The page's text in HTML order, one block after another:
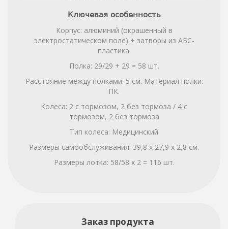
Ключевая особенность
Корпус: алюминий (окрашенный в
электростатическом поле) + затворы из АБС-
пластика.
Полка: 29/29 + 29 = 58 шт.
Расстояние между полками: 5 см. Материал полки:
ПК.
Колеса: 2 с тормозом, 2 без тормоза / 4 с
тормозом, 2 без тормоза
Тип колеса: Медицинский
Размеры самообслуживания: 39,8 x 27,9 x 2,8 см.
Размеры лотка: 58/58 x 2 = 116 шт.
Заказ продукта